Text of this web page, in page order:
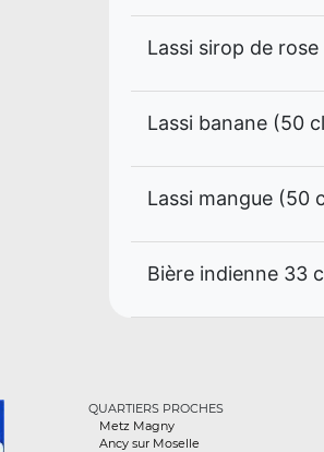
Lassi sirop de
Lassi banane (50
Lassi mangue (50
Bière indienne 33
QUARTIERS PROCHES
Metz Magny
Ancy sur Moselle